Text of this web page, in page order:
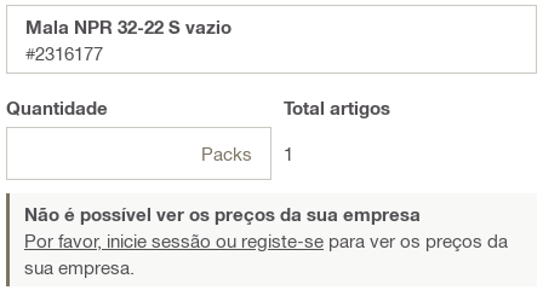
Mala NPR 32-22 S vazio
#2316177
Quantidade
Packs
Total artigos
1
Não é possível ver os preços da sua empresa
Por favor, inicie sessão ou registe-se para ver os preços da
sua empresa.